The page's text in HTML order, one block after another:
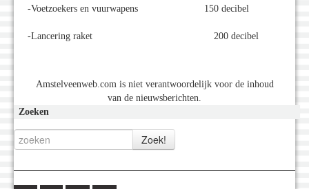
-Voetzoekers en vuurwapens 150 decibel
-Lancering raket 200 decibel
Amstelveenweb.com is niet verantwoordelijk voor de inhoud
van de nieuwsberichten.
Zoeken